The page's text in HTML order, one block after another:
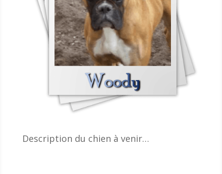
Description du chien à venir…